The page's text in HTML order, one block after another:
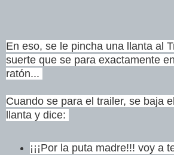
En eso, se le pincha una llanta al
suerte que se para exactamente
ratón...
Cuando se para el trailer, se baja
llanta y dice:
¡¡¡Por la puta madre!!! voy a